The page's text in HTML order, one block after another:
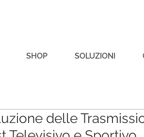
SHOP SOLUZIONI
delle